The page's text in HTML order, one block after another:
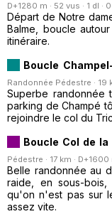
D+1280 m · 52 vus · 1 dl ·
Départ de Notre
Balme, boucle
itinéraire.
Boucle
Randonnée Pédestre · 19
Superbe randonnée
parking de Champé
rejoindre le col du
Boucle Col de
Pédestre · 17 km · D+1600
Belle randonnée au
raide, en sous-
qu'on n'est pas sur
assez vite.